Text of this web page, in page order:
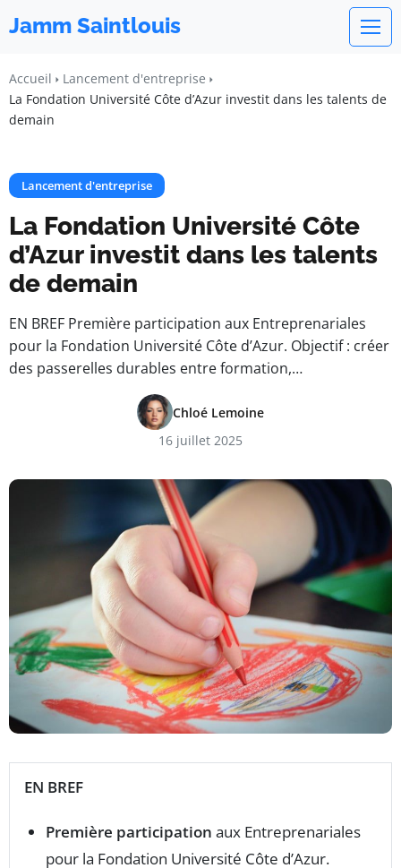
Jamm Saintlouis
Accueil
Lancement d'entreprise
La Fondation Université Côte d’Azur investit dans les talents de
demain
Lancement d'entreprise
La Fondation Université Côte
d’Azur investit dans les talents
de demain
EN BREF Première participation aux Entreprenariales
pour la Fondation Université Côte d’Azur. Objectif : créer
des passerelles durables entre formation,…
Chloé Lemoine
16 juillet 2025
EN BREF
Première participation aux Entreprenariales
pour la Fondation Université Côte d’Azur.